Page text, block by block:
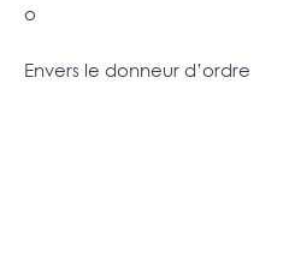
o
Envers le donneur d’ordre